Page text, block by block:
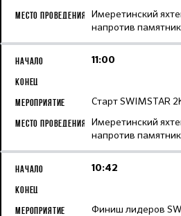
Имеретинский
напротив
11:00
Старт SWIMSTAR
Имеретинский
напротив
10:42
Финиш лидеров